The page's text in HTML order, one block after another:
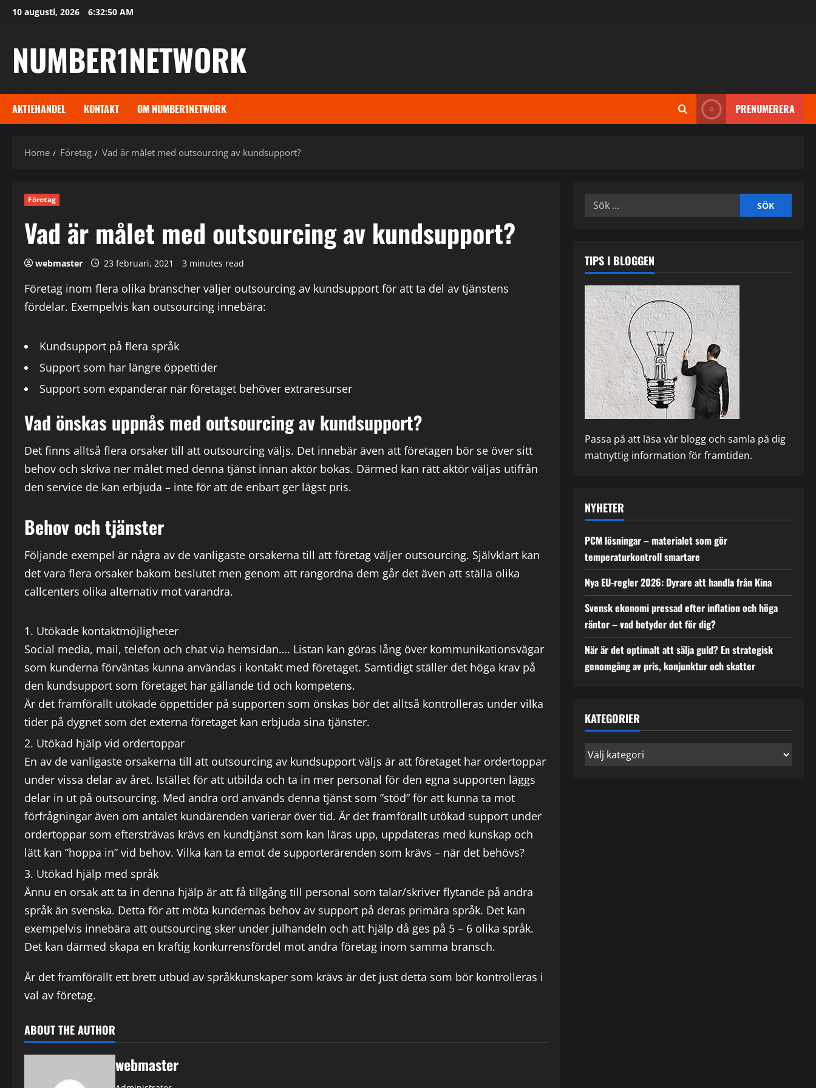
Skip10 augusti, 2026 6:32:51 AM
NUMBER1NETWORK
AKTIEHANDEL KONTAKT OM NUMBER1NETWORK PRENUMERERA
Home Företag Vad är målet med outsourcing av kundsupport?
Företag
Vad är målet med outsourcing av kundsupport?
webmaster 23 februari, 2021 3 minutes read
Företag inom flera olika branscher väljer outsourcing av kundsupport för att ta del av tjänstens
fördelar. Exempelvis kan outsourcing innebära:
Kundsupport på flera språk
Support som har längre öppettider
Support som expanderar när företaget behöver extraresurser
Vad önskas uppnås med outsourcing av kundsupport?
Det finns alltså flera orsaker till att outsourcing väljs. Det innebär även att företagen bör se över sitt
behov och skriva ner målet med denna tjänst innan aktör bokas. Därmed kan rätt aktör väljas utifrån
den service de kan erbjuda – inte för att de enbart ger lägst pris.
Behov och tjänster
Följande exempel är några av de vanligaste orsakerna till att företag väljer outsourcing. Självklart kan
det vara flera orsaker bakom beslutet men genom att rangordna dem går det även att ställa olika
callcenters olika alternativ mot varandra.
Utökade kontaktmöjligheter
Social media, mail, telefon och chat via hemsidan…. Listan kan göras lång över kommunikationsvägar
som kunderna förväntas kunna användas i kontakt med företaget. Samtidigt ställer det höga krav på
den kundsupport som företaget har gällande tid och kompetens.
Är det framförallt utökade öppettider på supporten som önskas bör det alltså kontrolleras under vilka
tider på dygnet som det externa företaget kan erbjuda sina tjänster.
Utökad hjälp vid ordertoppar
En av de vanligaste orsakerna till att outsourcing av kundsupport väljs är att företaget har ordertoppar
under vissa delar av året. Istället för att utbilda och ta in mer personal för den egna supporten läggs
delar in ut på outsourcing. Med andra ord används denna tjänst som ”stöd” för att kunna ta mot
förfrågningar även om antalet kundärenden varierar över tid. Är det framförallt utökad support under
ordertoppar som eftersträvas krävs en kundtjänst som kan läras upp, uppdateras med kunskap och
lätt kan ”hoppa in” vid behov. Vilka kan ta emot de supporterärenden som krävs – när det behövs?
Utökad hjälp med språk
Ännu en orsak att ta in denna hjälp är att få tillgång till personal som talar/skriver flytande på andra
språk än svenska. Detta för att möta kundernas behov av support på deras primära språk. Det kan
exempelvis innebära att outsourcing sker under julhandeln och att hjälp då ges på 5 – 6 olika språk.
Det kan därmed skapa en kraftig konkurrensfördel mot andra företag inom samma bransch.
Är det framförallt ett brett utbud av språkkunskaper som krävs är det just detta som bör kontrolleras i
val av företag.
ABOUT THE AUTHOR
webmaster
Sök
TIPS I BLOGGEN
Passa på att läsa vår blogg och samla på dig
matnyttig information för framtiden.
NYHETER
PCM lösningar – materialet som gör
temperaturkontroll smartare
Nya EU-regler 2026: Dyrare att handla från Kina
Svensk ekonomi pressad efter inflation och höga
räntor – vad betyder det för dig?
När är det optimalt att sälja guld? En strategisk
genomgång av pris, konjunktur och skatter
KATEGORIER
Kategorier